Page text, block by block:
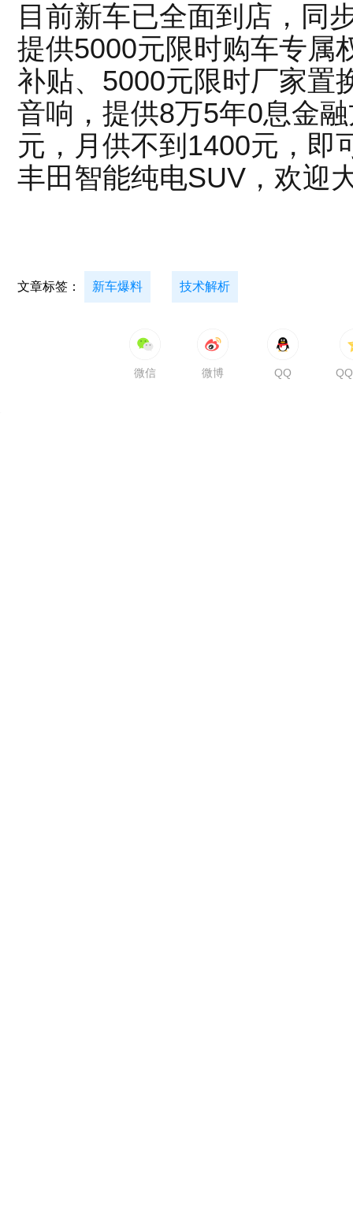
目前新车已全面到店，同
提供5000元限时购车专属
补贴、5000元限时厂家置
音响，提供8万5年0息金
元，月供不到1400元，即
丰田智能纯电SUV，欢迎
文章标签： 新车爆料 技术解析
微信 微博 QQ